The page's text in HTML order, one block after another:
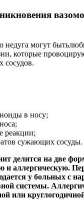
недуга могут
которые
сосудов.
в носу;
реакции;
сужающих сосуды.
делится на две
и аллергическую.
у больных с
системы.
или